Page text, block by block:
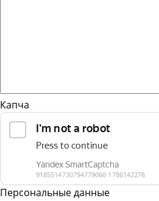
Капча
Персональные данные